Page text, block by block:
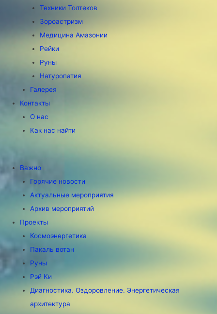
Техники Толтеков
Зороастризм
Медицина Амазонии
Рейки
Руны
Натуропатия
Галерея
Контакты
О нас
Как нас найти
Важно
Горячие новости
Актуальные мероприятия
Архив мероприятий
Проекты
Космоэнергетика
Пакаль вотан
Руны
Рэй Ки
Диагностика. Оздоровление. Энергетическая
архитектура